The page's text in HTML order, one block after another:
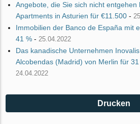
Angebote, die Sie sich nicht entgehen
Apartments in Asturien für €11.500 -
Immobilien der Banco de España mit
41 % - 25.04.2022
Das kanadische Unternehmen
Alcobendas (Madrid) von Merlin für
24.04.2022
Drucken